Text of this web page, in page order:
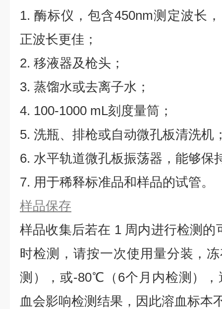
1. 酶标仪，包含450nm测定波长
正波长更佳；
2. 移液器及枪头；
3. 蒸馏水或去离子水；
4. 100-1000 mL刻度量筒；
5. 洗瓶、排枪或自动微孔板清洗机
6. 水平轨道微孔板振荡器，能够保
7. 用于稀释标准品和样品的试管。
样品保存
样品收集后若在 1 周内进行检测
时检测，请按一次使用量分装，
测），或-80℃（6个月内检测）
血会影响检测结果，因此溶血标本